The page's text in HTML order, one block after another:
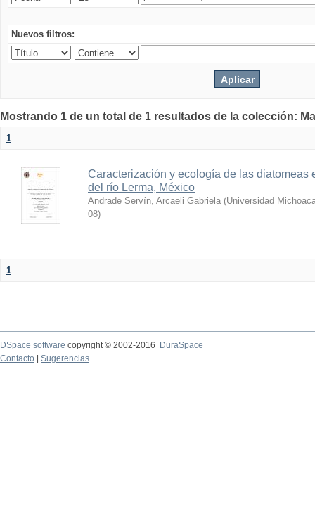
Nuevos filtros:
Mostrando 1 de un total de 1 resultados de la colección:
1
Caracterización y ecología de las diatomeas
del río Lerma, México
Andrade Servín, Arcaeli Gabriela (Universidad
08)
1
DSpace software copyright © 2002-2016
DuraSpace
Contacto
Sugerencias